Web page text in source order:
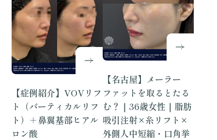
【症例紹介】VOVリフ
ト（バーティカルリフ
ト）＋鼻翼基部ヒアル
ロン酸
【名古屋】メーラー
ファットを取るとたる
む？｜36歳女性｜脂肪
吸引注射×糸リフト×
外側人中短縮・口角挙